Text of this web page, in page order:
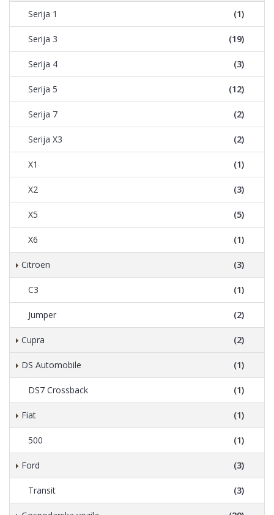
Serija 1 (1)
Serija 3 (19)
Serija 4 (3)
Serija 5 (12)
Serija 7 (2)
Serija X3 (2)
X1 (1)
X2 (3)
X5 (5)
X6 (1)
Citroen (3)
C3 (1)
Jumper (2)
Cupra (2)
DS Automobile (1)
DS7 Crossback (1)
Fiat (1)
500 (1)
Ford (3)
Transit (3)